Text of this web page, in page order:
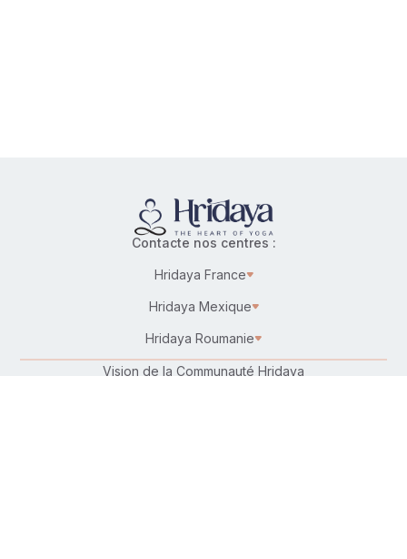
Contacte nos centres :
Hridaya France
Hridaya Mexique
Hridaya Roumanie
Vision de la Communauté Hridaya